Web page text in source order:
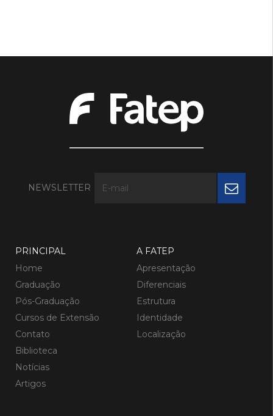
NEWSLETTER
PRINCIPAL
Home
Graduação
Pós-Graduação
Cursos de Extensão
Contato
Biblioteca
Notícias
Artigos
A FATEP
Apresentação
Diferenciais
Estrutura
Identidade
Localização